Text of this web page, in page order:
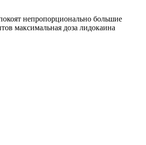
непропорционально большие
максимальная доза лидокаина